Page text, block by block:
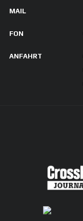
MAIL
FON
ANFAHRT